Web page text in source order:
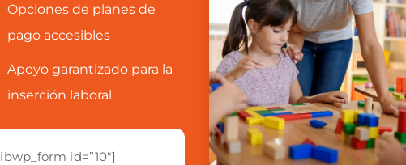
Opciones de planes de
pago accesibles
Apoyo garantizado para la
inserción laboral
id=”10″]